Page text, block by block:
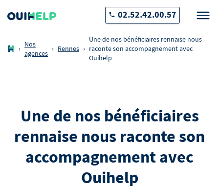
02.52.42.00.57
›
Nos
agences
› Rennes ›
Une de nos bénéficiaires rennaise nous
raconte son accompagnement avec
Ouihelp
Une de nos bénéficiaires
rennaise nous raconte son
accompagnement avec
Ouihelp